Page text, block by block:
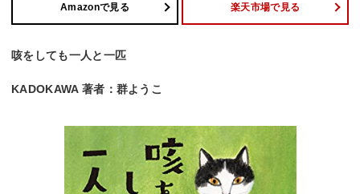
Amazonで見る 楽天市場で見る
咳をしても一人と一匹
KADOKAWA 著者：群ようこ